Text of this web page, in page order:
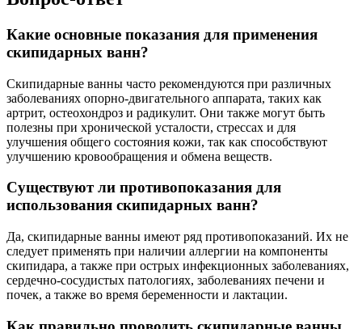
Какие основные показания для применения
скипидарных ванн?
Скипидарные ванны часто рекомендуются при различных
заболеваниях опорно-двигательного аппарата, таких как
артрит, остеохондроз и радикулит. Они также могут быть
полезны при хронической усталости, стрессах и для
улучшения общего состояния кожи, так как способствуют
улучшению кровообращения и обмена веществ.
Существуют ли противопоказания для
использования скипидарных ванн?
Да, скипидарные ванны имеют ряд противопоказаний. Их не
следует применять при наличии аллергии на компоненты
скипидара, а также при острых инфекционных заболеваниях,
сердечно-сосудистых патологиях, заболеваниях печени и
почек, а также во время беременности и лактации.